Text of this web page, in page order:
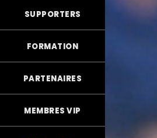
SUPPORTERS
FORMATION
PARTENAIRES
MEMBRES VIP